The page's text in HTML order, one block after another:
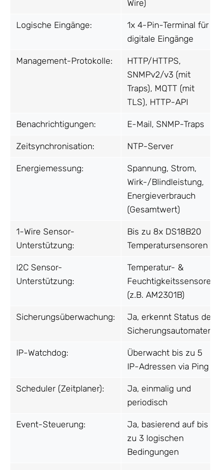
Wire)
Logische Eingänge:
1x 4-Pin-Terminal für 2
digitale Eingänge
Management-Protokolle:
HTTP/HTTPS,
SNMPv2/v3 (mit
Traps), MQTT (mit
TLS), HTTP-API
Benachrichtigungen: E-Mail, SNMP-Traps
Zeitsynchronisation: NTP-Server
Energiemessung:
Spannung, Strom,
Wirk-/Blindleistung,
Energieverbrauch
(Gesamtwert)
1-Wire Sensor-
Unterstützung:
Bis zu 8x DS18B20
Temperatursensoren
I2C Sensor-
Unterstützung:
Temperatur- &
Feuchtigkeitssensoren
(z.B. AM2301B)
Sicherungsüberwachung:
Ja, erkennt Status des
Sicherungsautomaten
IP-Watchdog:
Überwacht bis zu 5
IP-Adressen via Ping
Scheduler (Zeitplaner):
Ja, einmalig und
periodisch
Event-Steuerung:
Ja, basierend auf bis
zu 3 logischen
Bedingungen